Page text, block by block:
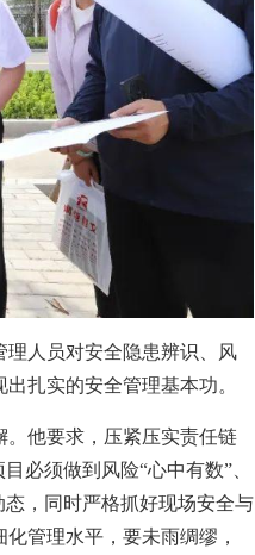
人员对安全隐患辨识、风
扎实的安全管理基本功。
他要求，压紧压实责任链
必须做到风险“心中有数”、
，同时严格抓好现场安全与
管理水平，要未雨绸缪，